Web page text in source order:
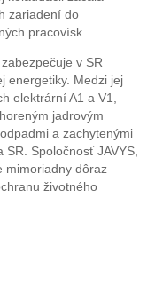
zariadení do
pracovísk.
v SR
energetiky. Medzi jej
elektrární A1 a V1,
jadrovým
a zachytenými
Spoločnosť JAVYS,
mimoriadny dôraz
životného